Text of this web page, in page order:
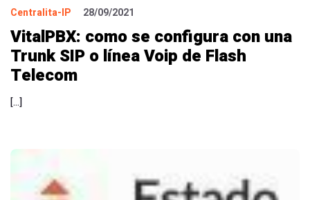
Centralita-IP 28/09/2021
VitalPBX: como se configura con una
Trunk SIP o línea Voip de Flash
Telecom
[…]